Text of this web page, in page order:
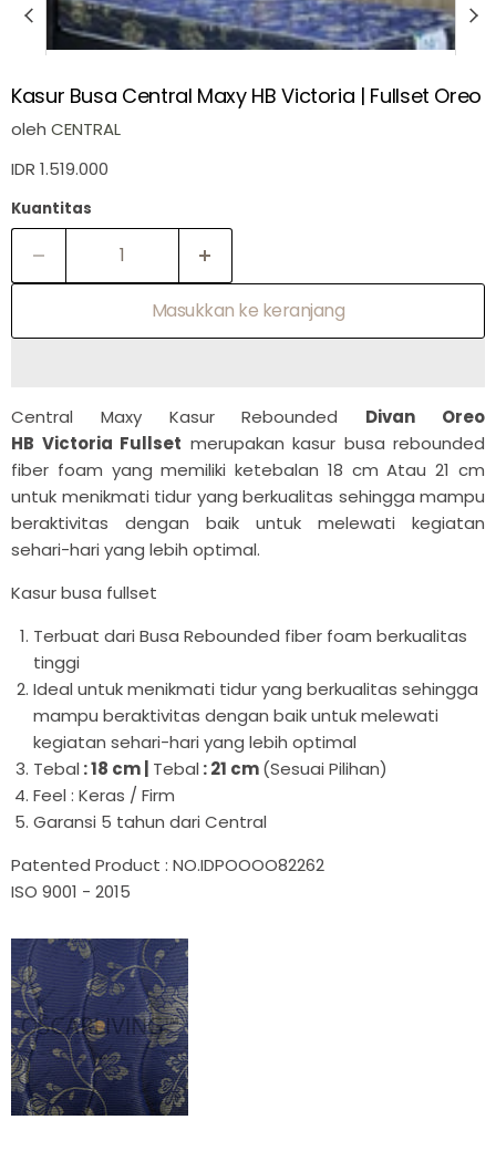
Kasur Busa Central Maxy HB Victoria | Fullset Oreo
oleh CENTRAL
IDR 1.519.000
Kuantitas
Masukkan ke keranjang
Central Maxy Kasur Rebounded Divan Oreo
HB Victoria Fullset merupakan kasur busa rebounded
fiber foam yang memiliki ketebalan 18 cm Atau 21 cm
untuk menikmati tidur yang berkualitas sehingga mampu
beraktivitas dengan baik untuk melewati kegiatan
sehari-hari yang lebih optimal.
Kasur busa fullset
Terbuat dari Busa Rebounded fiber foam berkualitas
tinggi
Ideal untuk menikmati tidur yang berkualitas sehingga
mampu beraktivitas dengan baik untuk melewati
kegiatan sehari-hari yang lebih optimal
Tebal : 18 cm | Tebal : 21 cm(Sesuai Pilihan)
Feel : Keras / Firm
Garansi 5 tahun dari Central
Patented Product : NO.IDPOOOO82262
ISO 9001 - 2015